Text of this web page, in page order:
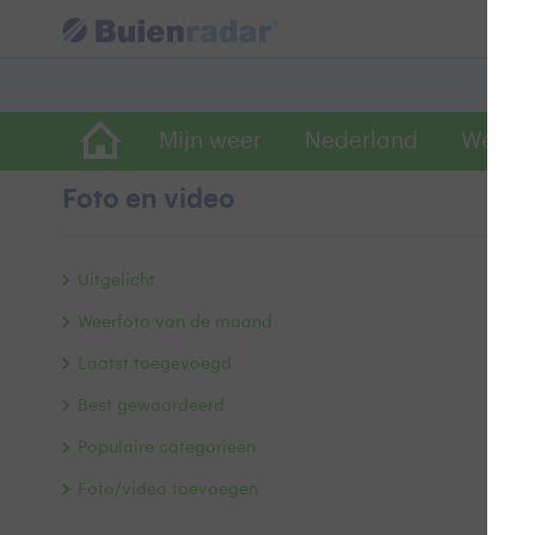
Mijn weer Nederland
Foto en video
Uitgelicht
Weerfoto van de maand
Laatst toegevoegd
Best gewaardeerd
Populaire categorieën
Foto/video toevoegen